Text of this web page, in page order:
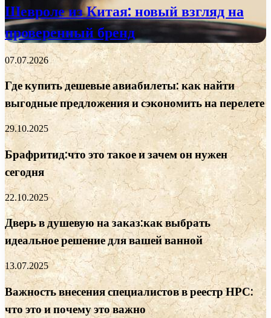
Шевроле из Китая: новый взгляд на
проверенный бренд
07.07.2026
Где купить дешевые авиабилеты: как найти
выгодные предложения и сэкономить на перелете
29.10.2025
Брафритид:что это такое и зачем он нужен
сегодня
22.10.2025
Дверь в душевую на заказ:как выбрать
идеальное решение для вашей ванной
13.07.2025
Важность внесения специалистов в реестр НРС:
что это и почему это важно